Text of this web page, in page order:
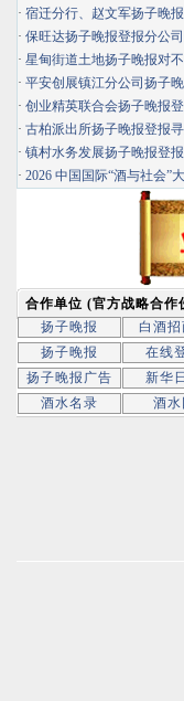
· 宿迁分行、赵文军扬子晚
· 保旺达扬子晚报登报分公
· 星甸街道土地扬子晚报对
· 平安创展镇江分公司扬子
· 创业精英联合会扬子晚报
· 古柏派出所扬子晚报登报
· 镇村水务发展扬子晚报登
· 2026 中国国际“酒与社会”
合作单位 (官方战略合作
扬子晚报
白酒招
扬子晚报
在线
扬子晚报广告
新华
酒水名录
酒水